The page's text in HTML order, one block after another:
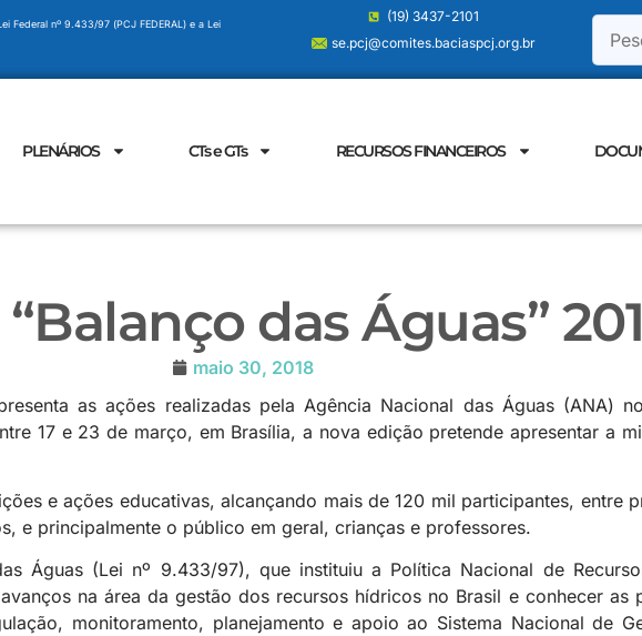
Federal nº 9.433/97 (PCJ FEDERAL) e a Lei
(19) 3437-2101
se.pcj@comites.baciaspcj.org.br
PLENÁRIOS CTs e GTs RECURSOS FINANCEIROS
das Águas”
maio 30, 2018
as ações realizadas pela Agência Nacional das Águas (ANA)
17 e 23 de março, em Brasília, a nova edição pretende apresentar a
e ações educativas, alcançando mais de 120 mil participantes, entre
e principalmente o público em geral, crianças e professores.
Águas (Lei nº 9.433/97), que instituiu a Política Nacional de
na área da gestão dos recursos hídricos no Brasil e conhecer as
monitoramento, planejamento e apoio ao Sistema Nacional de